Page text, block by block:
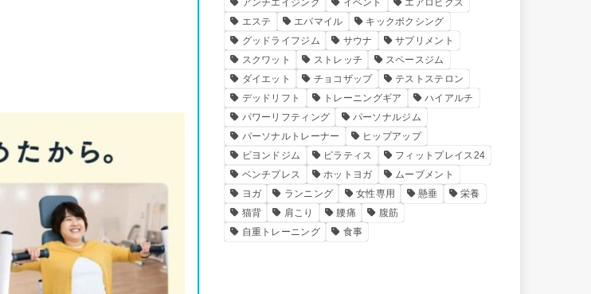
アンチエイジング
イベント
エアロビクス
エステ
エバマイル
キックボクシング
グッドライフジム
サウナ
サプリメント
スクワット
ストレッチ
スペースジム
ダイエット
チョコザップ
テストステロン
デッドリフト
トレーニングギア
ハイアルチ
パワーリフティング
パーソナルジム
パーソナルトレーナー
ヒップアップ
ビヨンドジム
ピラティス
フィットプレイス24
ベンチプレス
ホットヨガ
ムーブメント
ヨガ
ランニング 女性専用 懸垂
栄養
猫背
肩こり 腰痛
腹筋
自重トレーニング
食事